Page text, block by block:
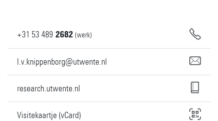
+31 53 489 2682 (werk)
l.v.knippenborg@utwente.nl
research.utwente.nl
Visitekaartje (vCard)